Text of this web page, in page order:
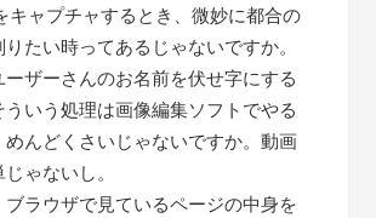
キャプチャするとき、微妙に都合の
たい時ってあるじゃないですか。
ザーさんのお名前を伏せ字にする
ういう処理は画像編集ソフトでやる
めんどくさいじゃないですか。動画
ゃないし。
ブラウザで見ているページの中身を